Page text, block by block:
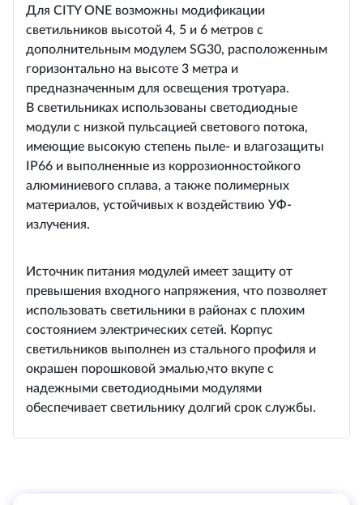
Для CITY ONE возможны модификации
светильников высотой 4, 5 и 6 метров с
дополнительным модулем SG30, расположенным
горизонтально на высоте 3 метра и
предназначенным для освещения тротуара.
В светильниках использованы светодиодные
модули с низкой пульсацией светового потока,
имеющие высокую степень пыле- и влагозащиты
IP66 и выполненные из коррозионностойкого
алюминиевого сплава, а также полимерных
материалов, устойчивых к воздействию УФ-
излучения.
Источник питания модулей имеет защиту от
превышения входного напряжения, что позволяет
использовать светильники в районах с плохим
состоянием электрических сетей. Корпус
светильников выполнен из стального профиля и
окрашен порошковой эмалью,что вкупе с
надежными светодиодными модулями
обеспечивает светильнику долгий срок службы.